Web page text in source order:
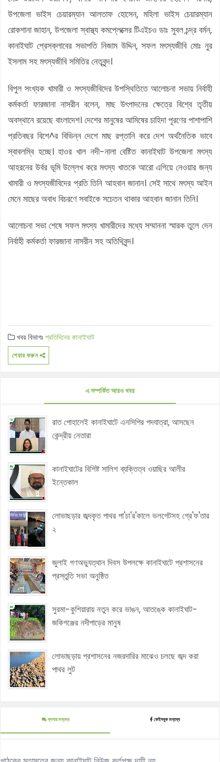
উপজেলা ভাইস চেয়ারম্যান আলতাফ হোসেন, মহিলা ভাইস চেয়ারম্যান
রোকশানা জাহান, উপজেলা স্বাস্থ্য কমপ্লেক্সের টিএইচও ডাঃ সুবল চন্দ্র বর্মন,
কানাইঘাট প্রেসক্লাবের সভাপতি নিজাম উদ্দিন, সফল মৎস্যজীবি মোঃ নুর
ইসলাম সহ মৎস্যজীবি সমিতির নেতৃবৃন্দ।
বিপুল সংখ্যক খামারী ও মৎস্যজীবিদের উপস্থিতিতে আলোচনা সভায় নির্বাহী
কর্মকর্তা ফারজানা নাসরীন বলেন, মাছ উৎপাদনের ক্ষেত্রে বিশ্বে তৃতীয়
অবস্থানে রয়েছে বাংলাদেশ। দেশের মানুষের আমিষের চাহিদা পূরণের পাশাপাশি
প্রতিবছর বিশে^র বিভিন্ন দেশে মাছ রপ্তানি করে দেশ অর্থনৈতিক ভাবে
স্বাবলম্বি হচ্ছে। হাওর খাল নদী-নালা বেষ্টিত কানাইঘাট উপজেলা মৎস্য
আহরনের উর্বর ভূমি উল্লেখ করে মৎস্য খাতকে আরো এগিয়ে নেওয়ার জন্য
খামারী ও মৎস্যজীবিদের প্রতি তিনি আহবান জানান। সেই সাথে মৎস্য আইন
মেনে মাছের অবাধ বিচরণে সবাইকে সচেতন থাকার আহবান জানান তিনি।
আলোচনা সভা শেষে সফল মৎস্য খামারীদের মধ্যে সম্মাননা স্মারক তুলে দেন
নির্বাহী কর্মকর্তা ফারজানা নাসরীন সহ অতিথিবৃন্দ।
খবর বিভাগঃপ্রতিদিনের কানাইঘাট
শেয়ার করুন
এ সম্পর্কিত আরও খবর
রাত পোহালেই কানাইঘাটে এনসিপির পদযাত্রা, আসছেন
কেন্দ্রীয় নেতারা
কানাইঘাটের বিশিষ্ট সালিশ ব্যক্তিত্ব ওয়াছির আলীর
ইন্তেকাল
লোভাছড়ার জব্দকৃত পাথর পা'চা'র'কালে ভলগেটসহ গ্রে'ফ'তার
২
জুলাই গণঅভ্যুত্থান দিবস উপলক্ষে কানাইঘাটে প্রশাসনের
প্রস্তুতি সভা অনুষ্ঠিত
সুরমা-কুশিয়ারায় নতুন করে ভাঙন, আতঙ্কে কানাইঘাট-
জকিগঞ্জের নদীপাড়ের মানুষ
লোভাছড়ায় প্রশাসনের নজরদারির মাঝেও চলছে জব্দ করা
পাথর লুট
ব্লগার মন্তব্য ফেইসবুক মন্তব্য